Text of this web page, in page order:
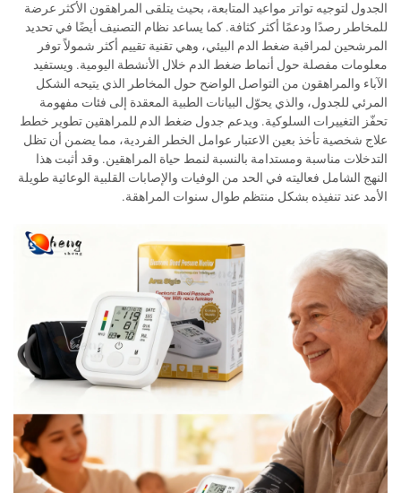
الجدول لتوجيه تواتر مواعيد المتابعة، بحيث يتلقى المراهقون الأكثر عرضة
للمخاطر رصدًا ودعمًا أكثر كثافة. كما يساعد نظام التصنيف أيضًا في تحديد
المرشحين لمراقبة ضغط الدم البيئي، وهي تقنية تقييم أكثر شمولاً توفر
معلومات مفصلة حول أنماط ضغط الدم خلال الأنشطة اليومية. ويستفيد
الآباء والمراهقون من التواصل الواضح حول المخاطر الذي يتيحه الشكل
المرئي للجدول، والذي يحوّل البيانات الطبية المعقدة إلى فئات مفهومة
تحفّز التغييرات السلوكية. ويدعم جدول ضغط الدم للمراهقين تطوير خطط
علاج شخصية تأخذ بعين الاعتبار عوامل الخطر الفردية، مما يضمن أن تظل
التدخلات مناسبة ومستدامة بالنسبة لنمط حياة المراهقين. وقد أثبت هذا
النهج الشامل فعاليته في الحد من الوفيات والإصابات القلبية الوعائية طويلة
الأمد عند تنفيذه بشكل منتظم طوال سنوات المراهقة.